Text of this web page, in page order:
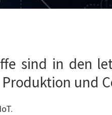
sind in den
und